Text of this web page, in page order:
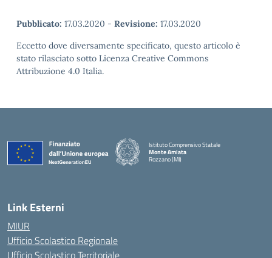
Pubblicato: 17.03.2020 - Revisione: 17.03.2020
Eccetto dove diversamente specificato, questo articolo è
stato rilasciato sotto Licenza Creative Commons
Attribuzione 4.0 Italia.
Istituto Comprensivo Statale
Monte Amiata
Rozzano (MI)
Link Esterni
MIUR
Ufficio Scolastico Regionale
Ufficio Scolastico Territoriale